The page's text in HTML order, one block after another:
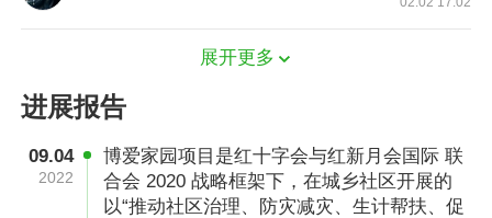
打造安全生活空间。
二、开展防灾避险、应急救护知识和技能培训：
健康知识与技能培训； 丰富他们相关的知识与技
能； 有效利用硬件逃生避险； 建立社区灾害应急
展开更多
进展报告
09.04
2022
博爱家园项目是红十字会与红新月会国际 联
合会 2020 战略框架下，在城乡社区开展的
以“推动社区治理、防灾减灾、生计帮扶、促